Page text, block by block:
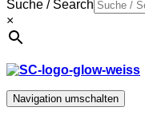
Suche / Search
×
Navigation umschalten